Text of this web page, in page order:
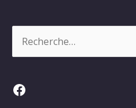
Facebook